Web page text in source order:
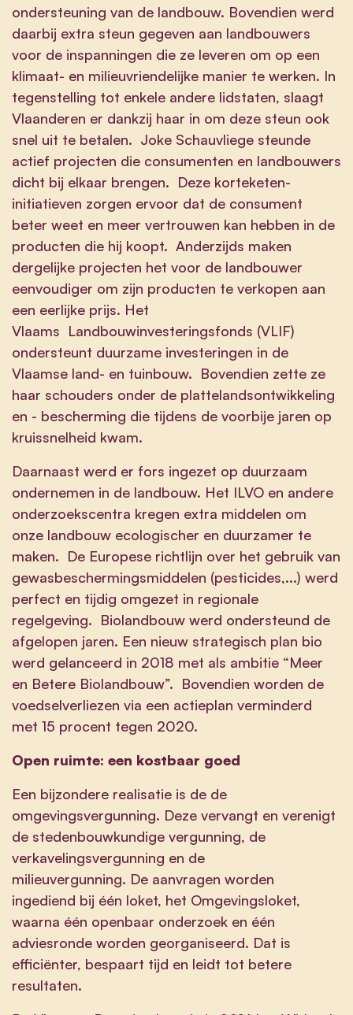
ondersteuning van de landbouw. Bovendien werd
daarbij extra steun gegeven aan landbouwers
voor de inspanningen die ze leveren om op een
klimaat- en milieuvriendelijke manier te werken. In
tegenstelling tot enkele andere lidstaten, slaagt
Vlaanderen er dankzij haar in om deze steun ook
snel uit te betalen. Joke Schauvliege steunde
actief projecten die consumenten en landbouwers
dicht bij elkaar brengen. Deze korteketen-
initiatieven zorgen ervoor dat de consument
beter weet en meer vertrouwen kan hebben in de
producten die hij koopt. Anderzijds maken
dergelijke projecten het voor de landbouwer
eenvoudiger om zijn producten te verkopen aan
een eerlijke prijs. Het
Vlaams Landbouwinvesteringsfonds (VLIF)
ondersteunt duurzame investeringen in de
Vlaamse land- en tuinbouw. Bovendien zette ze
haar schouders onder de plattelandsontwikkeling
en - bescherming die tijdens de voorbije jaren op
kruissnelheid kwam.
Daarnaast werd er fors ingezet op duurzaam
ondernemen in de landbouw. Het ILVO en andere
onderzoekscentra kregen extra middelen om
onze landbouw ecologischer en duurzamer te
maken. De Europese richtlijn over het gebruik van
gewasbeschermingsmiddelen (pesticides,...) werd
perfect en tijdig omgezet in regionale
regelgeving. Biolandbouw werd ondersteund de
afgelopen jaren. Een nieuw strategisch plan bio
werd gelanceerd in 2018 met als ambitie “Meer
en Betere Biolandbouw”. Bovendien worden de
voedselverliezen via een actieplan verminderd
met 15 procent tegen 2020.
Open ruimte: een kostbaar goed
Een bijzondere realisatie is de de
omgevingsvergunning. Deze vervangt en verenigt
de stedenbouwkundige vergunning, de
verkavelingsvergunning en de
milieuvergunning. De aanvragen worden
ingediend bij één loket, het Omgevingsloket,
waarna één openbaar onderzoek en één
adviesronde worden georganiseerd. Dat is
efficiënter, bespaart tijd en leidt tot betere
resultaten.